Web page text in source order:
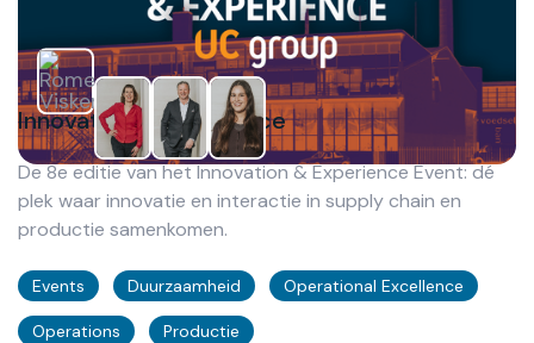
Innovation & Experience
De 8e editie van het Innovation & Experience Event: dé
plek waar innovatie en interactie in supply chain en
productie samenkomen.
Events Duurzaamheid Operational Excellence
Operations Productie